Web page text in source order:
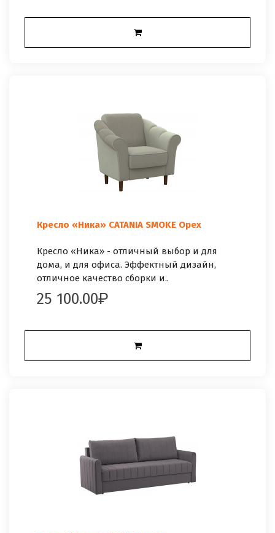
Кресло «Ника» CATANIA SMOKE Орех
Кресло «Ника» - отличный выбор и для
дома, и для офиса. Эффектный дизайн,
отличное качество сборки и..
25 100.00